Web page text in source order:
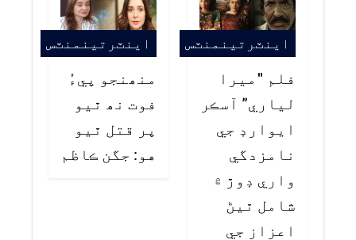
اينٽرتينمنٽس
فلم "ميرا
لياري” آسڪر
ايوارڊ جي
نامزدگي
واري ڊوڙ ۾
شامل ٿيڻ
اعزاز جي
اينٽرتينمنٽس
منھنجو پيءُ
فوت نھ ٿيو
پر قتل ٿيو
هو: جگن ڪاظم